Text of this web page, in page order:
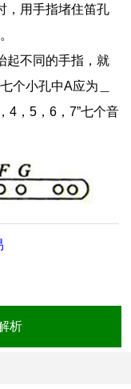
，用手指堵住笛孔
起不同的手指，就
个小孔中A应为＿
4，5，6，7”七个音
析